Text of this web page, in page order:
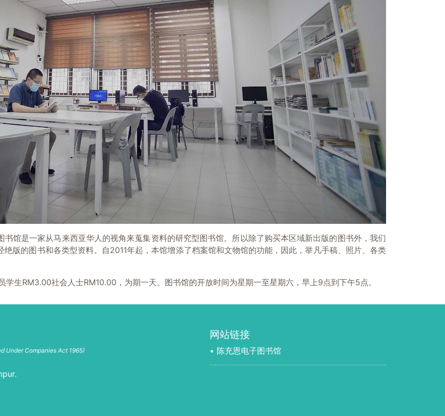
馆是一家从马来西亚华人的视角来蒐集资料的研究型图书馆。所以除了购买本区域新出版的图书外，我们
版的图书和各类型资料。自2011年起，本馆增添了档案馆和文物馆的功能，因此，举凡手稿、照片、各类
生RM3.00社会人士RM10.00，为期一天。图书馆的开放时间为星期一至星期六，早上9点到下午5点。
Under Companies Act 1965)
网站链接
• 陈充恩电子图书馆